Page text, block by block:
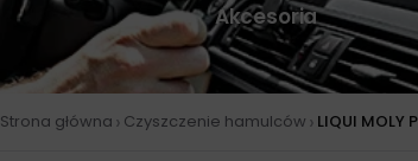
Akcesoria
Strona główna › Czyszczenie hamulców › LIQUI MOLY